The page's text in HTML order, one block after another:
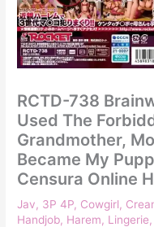
RCTD-738
Used The
Grandmother,
Became My
Censura Online
Jav, 3P 4P, Cowgirl,
Handjob, Harem, Lingerie,